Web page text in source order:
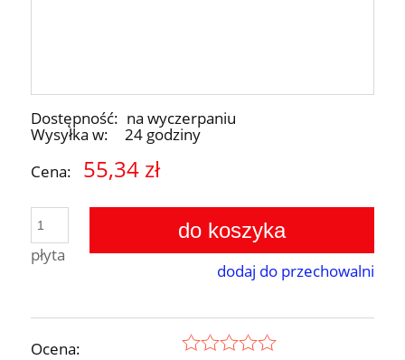
Dostępność: na wyczerpaniu
Wysyłka w:
24 godziny
Cena:
55,34 zł
płyta
do koszyka
dodaj do przechowalni
Ocena: